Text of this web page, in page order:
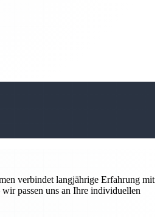
verbindet langjährige Erfahrung mit
passen uns an Ihre individuellen